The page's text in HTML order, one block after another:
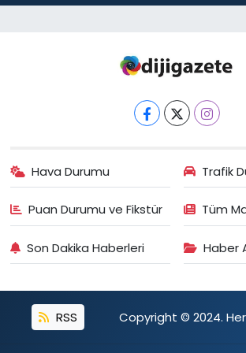
Yol Tarifi Al
Hava Durumu Trafik
Puan Durumu ve Fikstür Tüm
Son Dakika Haberleri Haber
RSS Copyright © 2024. Her